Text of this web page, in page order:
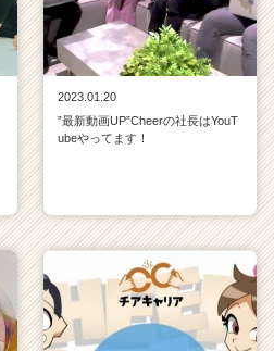
2023.01.20
”最新動画UP”Cheerの社長はYouT
ubeやってます！